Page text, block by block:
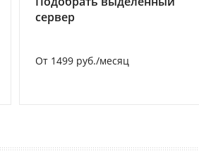
сервер
От 1499 руб./месяц